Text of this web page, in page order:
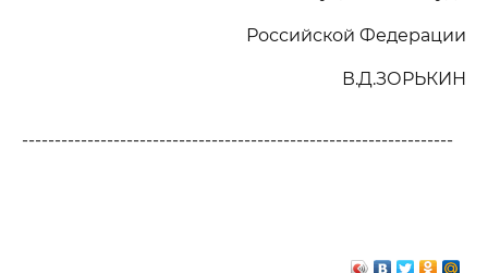
Российской Федерации
В.Д.ЗОРЬКИН
------------------------------------------------------------------